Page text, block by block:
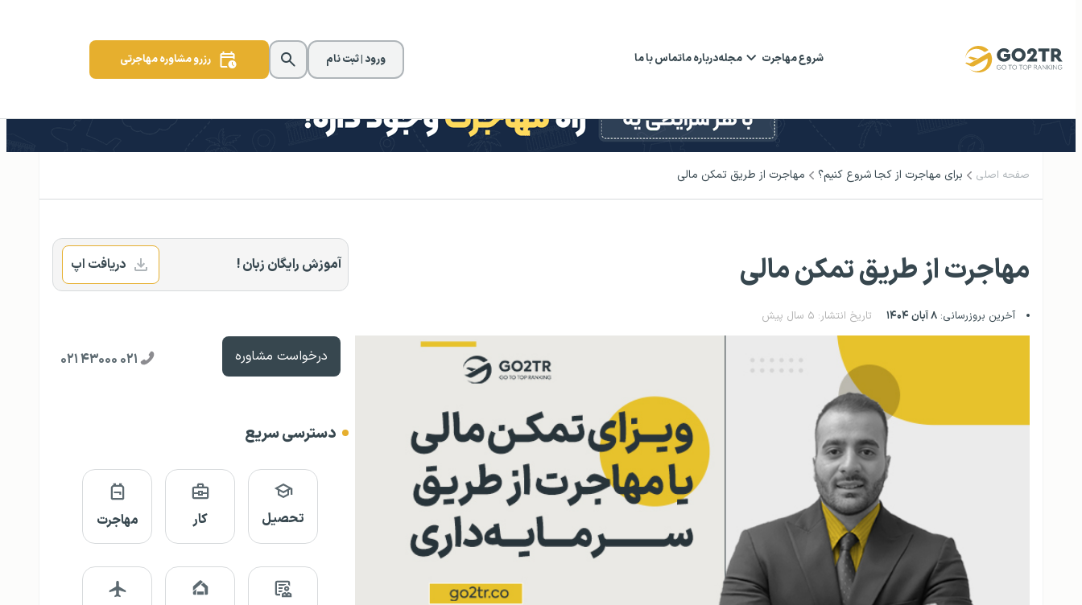
شروع مهاجرت مجلهدرباره ماتماس با ما ورود | ثبت نام رزرو مشاوره مهاجرتی
صفحه اصلی برای مهاجرت از کجا شروع کنیم؟ مهاجرت از طریق تمکن مالی
مهاجرت از طریق تمکن مالی
آخرین بروزرسانی: ۸ آبان ۱۴۰۴ تاریخ انتشار: ۵ سال پیش
آموزش رایگان زبان ! دریافت اپ
درخواست مشاوره ۰۲۱ ۴۳۰۰۰ ۰۲۱
دسترسی سریع
تحصیل کار مهاجرت